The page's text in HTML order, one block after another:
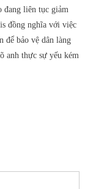
đang liên tục giảm
đồng nghĩa với việc
để bảo vệ dân làng
anh thực sự yếu kém